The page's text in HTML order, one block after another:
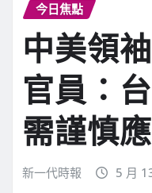
今日焦點
中美領
官員：
需謹慎
新一代時報 5 月